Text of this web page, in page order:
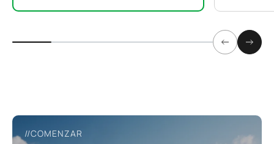
convirtiendo en el nuevo
suministro eléctrico industrial a nivel
a 2 MWh están ganando tanta popularidad
¿y si su
//COMENZAR